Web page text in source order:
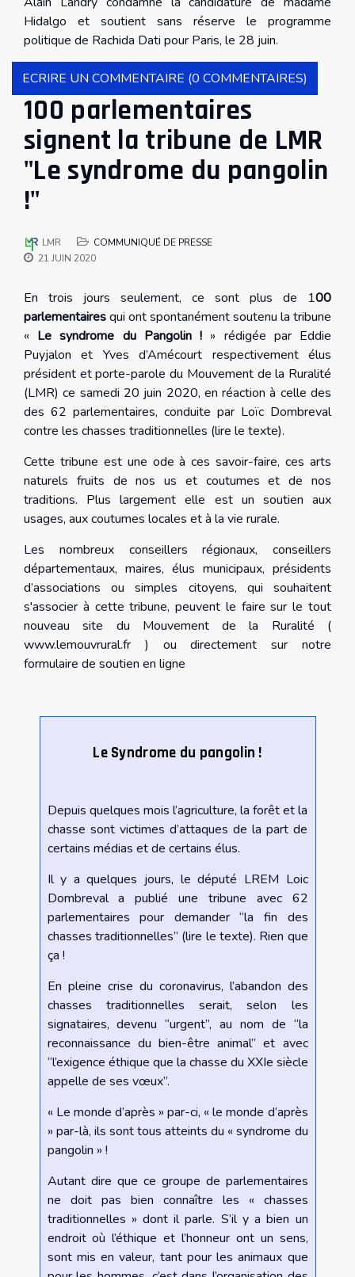
Hidalgo et soutient sans réserve le programme
politique de Rachida Dati pour Paris, le 28 juin.
ECRIRE UN COMMENTAIRE (0 COMMENTAIRES)
100 parlementaires
signent la tribune de LMR
"Le syndrome du pangolin
!"
LMR
COMMUNIQUÉ DE PRESSE
21 JUIN 2020
En trois jours seulement, ce sont plus de 100
parlementairesqui ont spontanément soutenu la tribune
« Le syndrome du Pangolin ! » rédigée par Eddie
Puyjalon et Yves d’Amécourt respectivement élus
président et porte-parole du Mouvement de la Ruralité
(LMR) ce samedi 20 juin 2020, en réaction à celle des
des 62 parlementaires, conduite par Loïc Dombreval
contre les chasses traditionnelles (lire le texte).
Cette tribune est une ode à ces savoir-faire, ces arts
naturels fruits de nos us et coutumes et de nos
traditions. Plus largement elle est un soutien aux
usages, aux coutumes locales et à la vie rurale.
Les nombreux conseillers régionaux, conseillers
départementaux, maires, élus municipaux, présidents
d’associations ou simples citoyens, qui souhaitent
s'associer à cette tribune, peuvent le faire sur le tout
nouveau site du Mouvement de la Ruralité (
www.lemouvrural.fr ) ou directement sur notre
formulaire de soutien en ligne
Le Syndrome du pangolin !
Depuis quelques mois l’agriculture, la forêt et la
chasse sont victimes d’attaques de la part de
certains médias et de certains élus.
Il y a quelques jours, le député LREM Loic
Dombreval a publié une tribune avec 62
parlementaires pour demander “la fin des
chasses traditionnelles” (lire le texte). Rien que
ça !
En pleine crise du coronavirus, l’abandon des
chasses traditionnelles serait, selon les
signataires, devenu “urgent”, au nom de “la
reconnaissance du bien-être animal” et avec
“l’exigence éthique que la chasse du XXIe siècle
appelle de ses vœux”.
« Le monde d’après » par-ci, « le monde d’après
» par-là, ils sont tous atteints du « syndrome du
pangolin » !
Autant dire que ce groupe de parlementaires
ne doit pas bien connaître les « chasses
traditionnelles » dont il parle. S’il y a bien un
endroit où l’éthique et l’honneur ont un sens,
sont mis en valeur, tant pour les animaux que